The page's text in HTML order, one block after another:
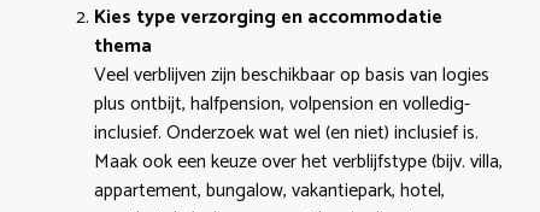
Kies type verzorging en accommodatie
thema
Veel verblijven zijn beschikbaar op basis van logies
plus ontbijt, halfpension, volpension en volledig-
inclusief. Onderzoek wat wel (en niet) inclusief is.
Maak ook een keuze over het verblijfstype (bijv. villa,
appartement, bungalow, vakantiepark, hotel,